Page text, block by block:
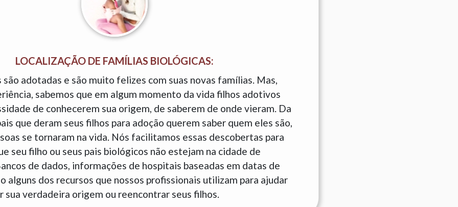
LOCALIZAÇÃO DE FAMÍLIAS BIOLÓGICAS:
adotadas e são muito felizes com suas novas famílias. Mas,
sabemos que em algum momento da vida filhos adotivos
de conhecerem sua origem, de saberem de onde vieram. Da
que deram seus filhos para adoção querem saber quem eles são,
se tornaram na vida. Nós facilitamos essas descobertas para
seu filho ou seus pais biológicos não estejam na cidade de
de dados, informações de hospitais baseadas em datas de
alguns dos recursos que nossos profissionais utilizam para ajudar
sua verdadeira origem ou reencontrar seus filhos.